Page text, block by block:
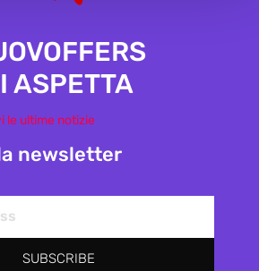
ASPETTA
le ultime notizie
newsletter
SUBSCRIBE